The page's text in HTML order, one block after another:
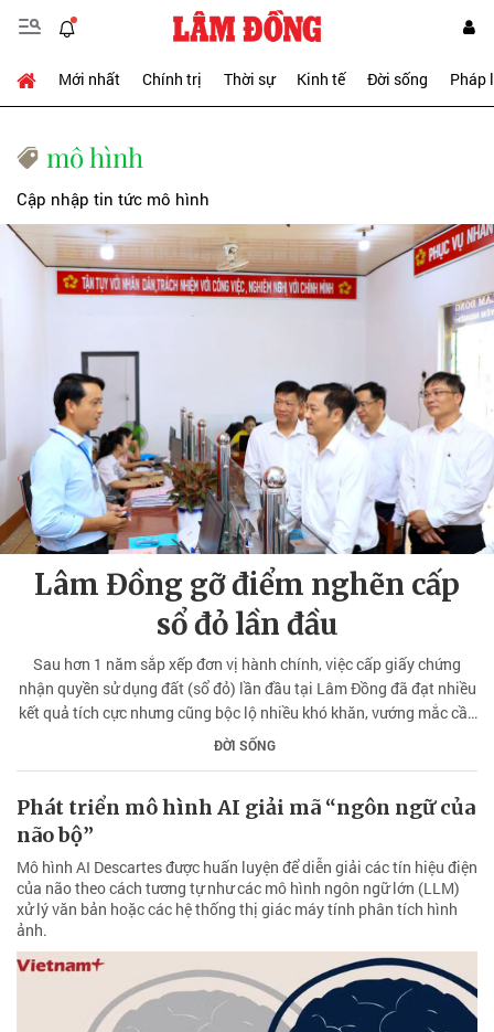
Mới nhất Chính trị Thời sự Kinh tế Đời sống Pháp
mô hình
Cập nhập tin tức mô hình
Lâm Đồng gỡ điểm nghẽn cấp
sổ đỏ lần đầu
Sau hơn 1 năm sắp xếp đơn vị hành chính, việc cấp giấy chứng
nhận quyền sử dụng đất (sổ đỏ) lần đầu tại Lâm Đồng đã đạt nhiều
kết quả tích cực nhưng cũng bộc lộ nhiều khó khăn, vướng mắc cần
sớm tháo gỡ.
ĐỜI SỐNG
Phát triển mô hình AI giải mã “ngôn ngữ của
não bộ”
Mô hình AI Descartes được huấn luyện để diễn giải các tín hiệu điện
của não theo cách tương tự như các mô hình ngôn ngữ lớn (LLM)
xử lý văn bản hoặc các hệ thống thị giác máy tính phân tích hình
ảnh.